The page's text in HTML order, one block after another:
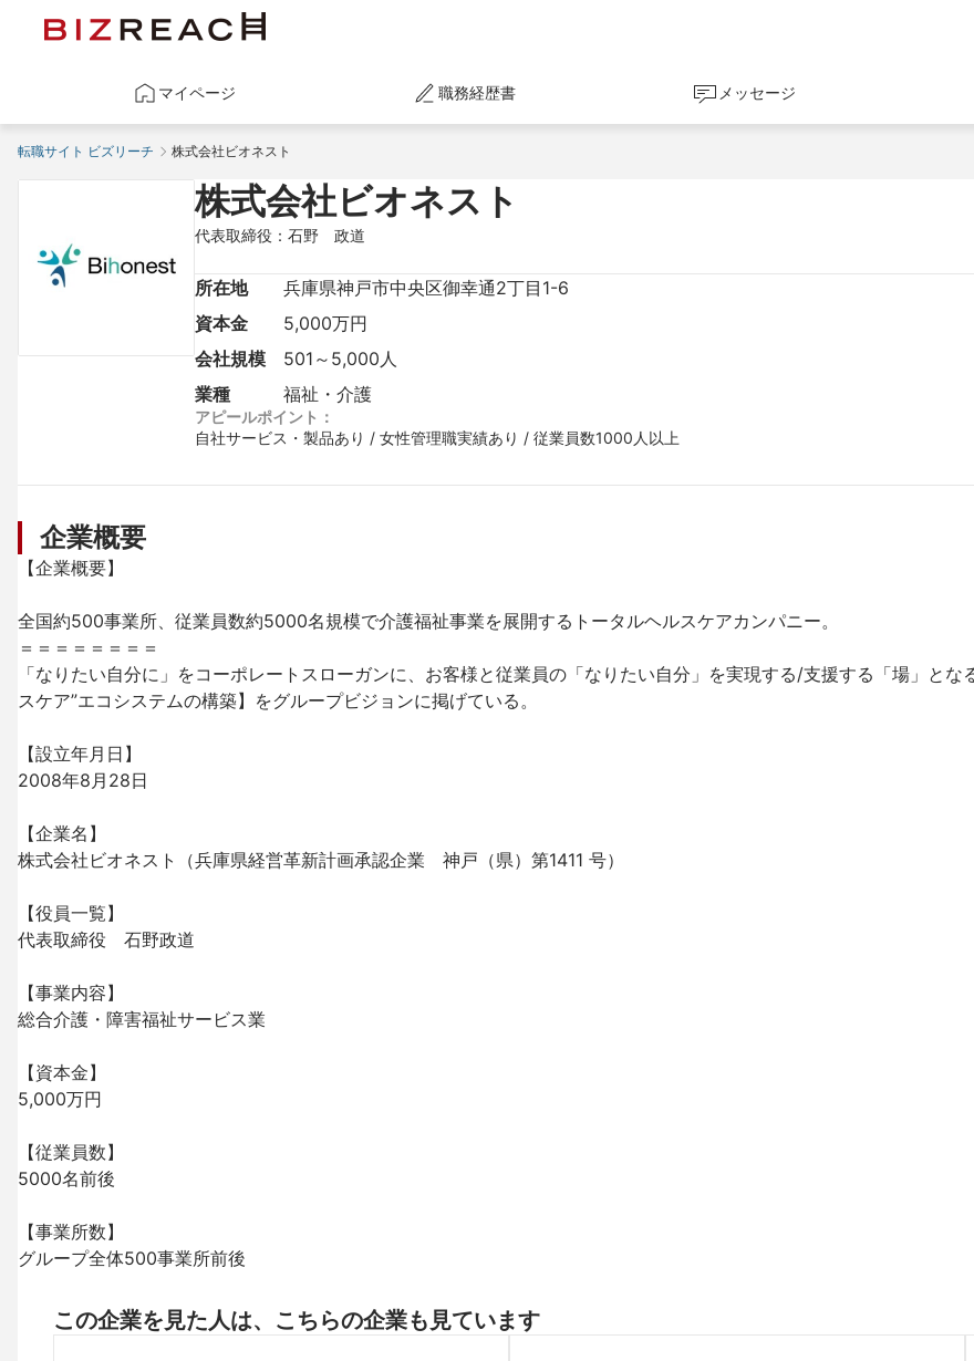
マイページ 職務経歴書 メッセージ
転職サイト ビズリーチ 株式会社ビオネスト
株式会社ビオネスト
代表取締役：石野　政道
所在地
兵庫県神戸市中央区御幸通2丁目1-6
資本金
5,000万円
会社規模
501～5,000人
業種
福祉・介護
アピールポイント：
自社サービス・製品あり / 女性管理職実績あり / 従業員数1000人以上
企業概要
【企業概要】
全国約500事業所、従業員数約5000名規模で介護福祉事業を展開するトータルヘルスケアカンパニー。
＝＝＝＝＝＝＝＝
「なりたい自分に」をコーポレートスローガンに、お客様と従業員の「なりたい自分」を実現する/支援する「場」とな
スケア”エコシステムの構築】をグループビジョンに掲げている。
【設立年月日】
2008年8月28日
【企業名】
株式会社ビオネスト（兵庫県経営革新計画承認企業　神戸（県）第1411 号）
【役員一覧】
代表取締役　石野政道
【事業内容】
総合介護・障害福祉サービス業
【資本金】
5,000万円
【従業員数】
5000名前後
【事業所数】
グループ全体500事業所前後
この企業を見た人は、こちらの企業も見ています